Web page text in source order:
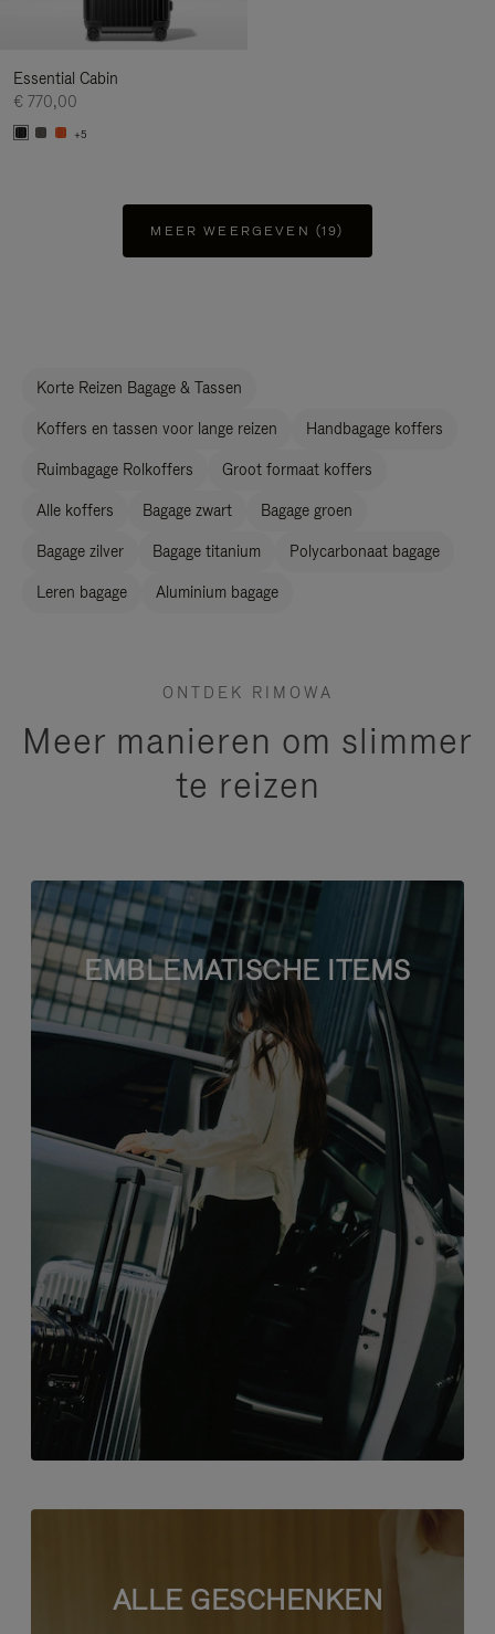
Essential Cabin
€ 770,00
+5
MEER WEERGEVEN (19)
Korte Reizen Bagage & Tassen
Koffers en tassen voor lange reizen Handbagage koffers
Ruimbagage Rolkoffers Groot formaat koffers
Alle koffers Bagage zwart Bagage groen
Bagage zilver Bagage titanium Polycarbonaat bagage
Leren bagage Aluminium bagage
ONTDEK RIMOWA
Meer manieren om slimmer
te reizen
EMBLEMATISCHE ITEMS
ALLE GESCHENKEN